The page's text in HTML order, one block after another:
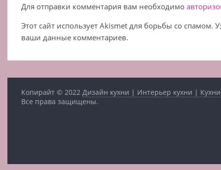
Для отправки комментария вам необходимо
Этот сайт использует Akismet для борьбы со спамом.
ваши данные комментариев.
Копирайт © 2022 Дизайн кухни | Интерьер кухни |
Все права защищены.